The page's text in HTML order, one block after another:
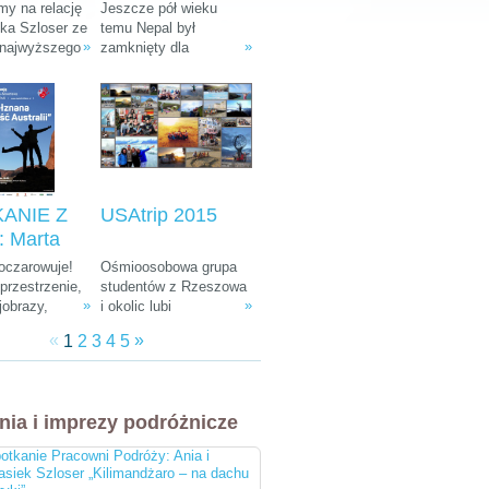
Ania i
Szloser
–
na relację
Szloser ze
w
i
»
Tułak „Magiczny
Nepal”
Jeszcze pół wieku
temu Nepal był
zamknięty dla
zwiedzających. W
ostatnich dekadach
zamienił się w Mekkę
dla ludzi kochających
góry, przyrodę i
kulturę.
»
Z
Marta
i
Australii"
spotkać
ciekawa
ludzie na
»
USAtrip 2015
Ośmioosobowa grupa
studentów z Rzeszowa
i okolic lubi
równa się móc. Wierni
tej idei co roku
r. Na koncie mają już
cztery wyprawy, a teraz
przygotowują się do
następnej. Tym razem
»
« 1 2 3 4 5 »
i imprezy podróżnicze
Pracowni Podróży: Ania i
Szloser „Kilimandżaro – na dachu